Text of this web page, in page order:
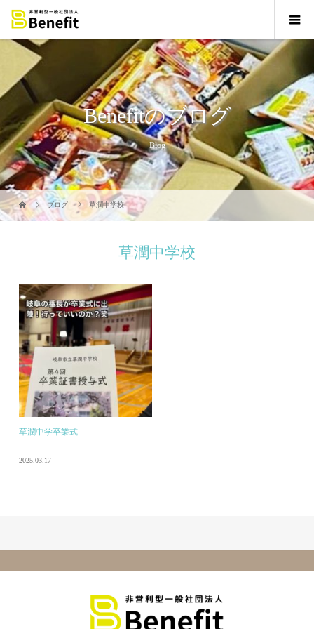
Benefitのブログ
Blog
ブログ 草潤中学校
草潤中学校
草潤中学卒業式
2025.03.17